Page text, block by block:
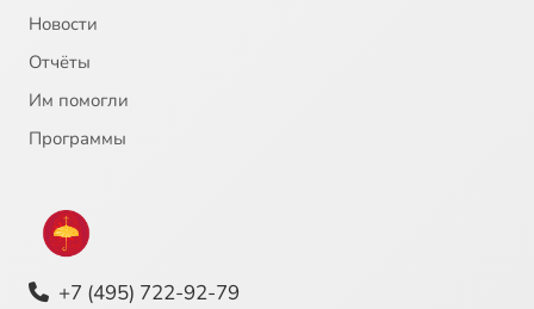
Новости
Отчёты
Им помогли
Программы
+7 (495) 722-92-79